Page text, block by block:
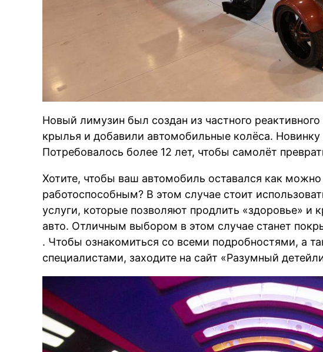
Новый лимузин был создан из частного
крылья и добавили автомобильные колёса.
Потребовалось более 12 лет, чтобы самолёт
Хотите, чтобы ваш автомобиль оставался как
работоспособным? В этом случае стоит
услуги, которые позволяют продлить «здоровье» и
авто. Отличным выбором в этом случае станет
. Чтобы ознакомиться со всеми подробностями, а
специалистами, заходите на сайт «Разумный